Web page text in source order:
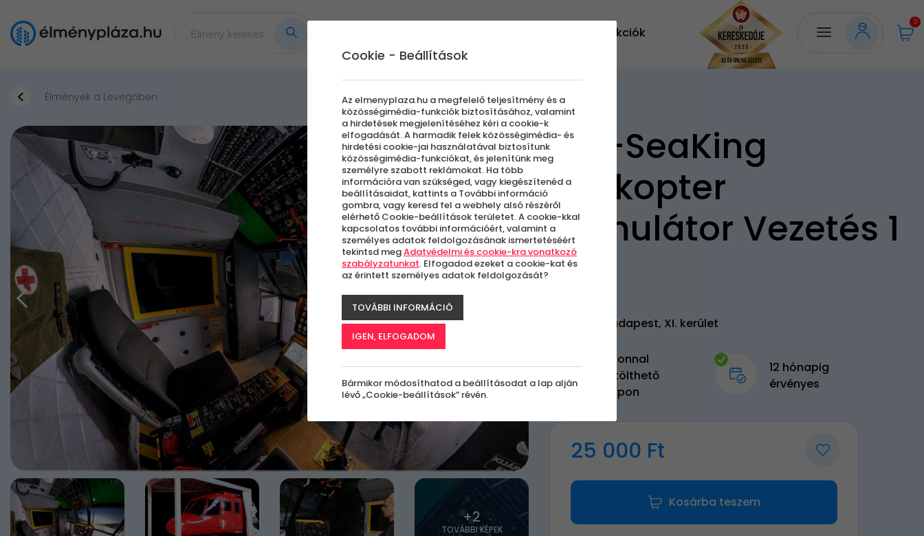
Akciók
0
Élmények a Levegőben
+2
TOVÁBBI KÉPEK
S61-SeaKing
Helikopter
Szimulátor Vezetés 1
óra
Budapest, XI. kerület
Azonnal
letölthető
kupon
12 hónapig
érvényes
25 000 Ft
Kosárba teszem
Cookie - Beállítások
Az elmenyplaza.hu a megfelelő teljesítmény és a
közösségimédia-funkciók biztosításához, valamint
a hirdetések megjelenítéséhez kéri a cookie-k
elfogadását. A harmadik felek közösségimédia- és
hirdetési cookie-jai használatával biztosítunk
közösségimédia-funkciókat, és jelenítünk meg
személyre szabott reklámokat. Ha több
információra van szükséged, vagy kiegészítenéd a
beállításaidat, kattints a További információ
gombra, vagy keresd fel a webhely alsó részéről
elérhető Cookie-beállítások területet. A cookie-kkal
kapcsolatos további információért, valamint a
személyes adatok feldolgozásának ismertetéséért
tekintsd megAdatvédelmi és cookie-kra vonatkozó
szabályzatunkat. Elfogadod ezeket a cookie-kat és
az érintett személyes adatok feldolgozását?
TOVÁBBI INFORMÁCIÓ
IGEN, ELFOGADOM
Bármikor módosíthatod a beállításodat a lap alján
lévő „Cookie-beállítások” révén.